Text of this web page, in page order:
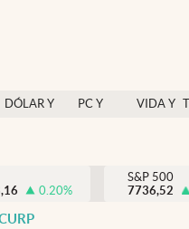
DÓLAR Y
PC Y
VIDA Y
México
0.20%
S&P 500
7736,52